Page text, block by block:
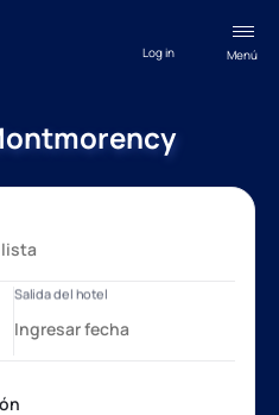
Menú
Log in